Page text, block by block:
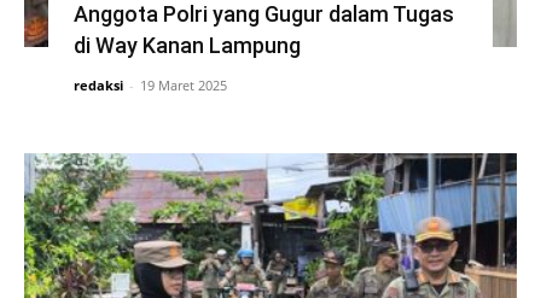
Anggota Polri yang Gugur dalam Tugas
di Way Kanan Lampung
redaksi - 19 Maret 2025